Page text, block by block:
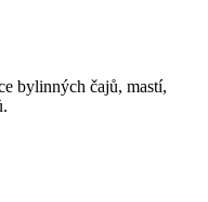
bylinných čajů, mastí,